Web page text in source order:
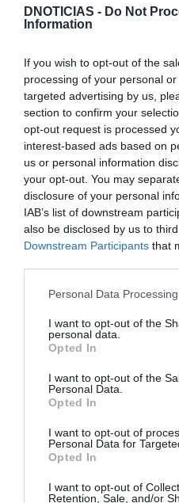
DNOTICIAS - Do Not
Information
If you wish to opt-out of the
processing of your personal
targeted advertising by us,
section to confirm your
opt-out request is processed
interest-based ads based on
us or personal information
your opt-out. You may
disclosure of your personal
IAB’s list of downstream
also be disclosed by us to
Downstream Participants that
Please note that this website/
not limited to your visit or
grant or deny consent to
use your data for below
consent section.
Personal Data
I want to opt-out of the
personal data.
Opted In
I want to opt-out of the
Personal Data.
Opted In
I want to opt-out of
Personal Data for
Opted In
I want to opt-out of
Retention, Sale, and/or
Com esta campanha, o
sua aposta numa
alojamento,
valorização do
tempo em que viajar
autenticidade, o
refúgio onde cada
paisagem, cada
cada momento convida
mais tempo, mais
lugar", termina.
SACCHARUM MADEIRA
Comentários
Últimas
ROTEIRO
Mariano regressa ao